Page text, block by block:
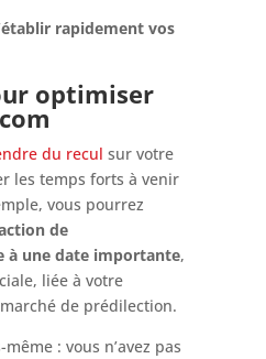
établir rapidement vos
optimiser
du recul sur votre
les temps forts à venir
vous pourrez
de
à une date importante,
liée à votre
de prédilection.
: vous n’avez pas